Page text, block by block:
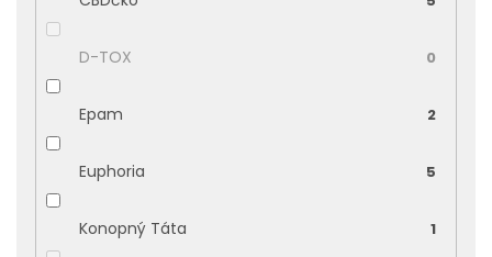
D-TOX 0
Epam 2
Euphoria 5
Konopný Táta 1